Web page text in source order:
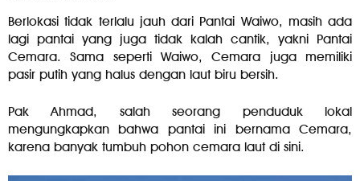
Berlokasi tidak terlalu jauh dari Pantai Waiwo, masih ada
lagi pantai yang juga tidak kalah cantik, yakni Pantai
Cemara. Sama seperti Waiwo, Cemara juga memiliki
pasir putih yang halus dengan laut biru bersih.
Pak Ahmad, salah seorang penduduk lokal
mengungkapkan bahwa pantai ini bernama Cemara,
karena banyak tumbuh pohon cemara laut di sini.